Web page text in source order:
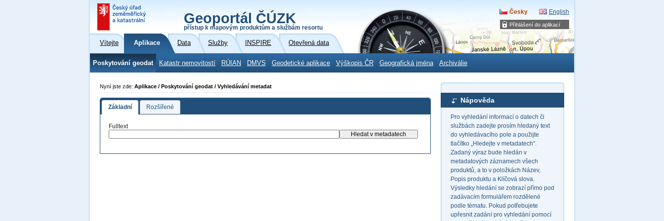
Přihlášení do aplikací
Geoportál ČÚZK
přístup k mapovým produktům a službám resortu
Česky English
Vítejte Aplikace Data Služby INSPIRE Otevřená data
Poskytování geodat Katastr nemovitostí RÚIAN DMVS Geodetické aplikace Výškopis ČR Geografická jména Archiválie
Nápověda
Pro vyhledání informací o datech či
službách zadejte prosím hledaný text
do vyhledávacího pole a použijte
tlačítko „Hledejte v metadatech“.
Zadaný výraz bude hledán v
metadatových záznamech všech
produktů, a to v položkách Název,
Popis produktu a Klíčová slova.
Výsledky hledání se zobrazí přímo pod
zadávacím formulářem rozdělené
podle tématu. Pokud potřebujete
upřesnit zadání pro vyhledání pomocí
Nyní jste zde: Aplikace / Poskytování geodat / Vyhledávání metadat
Základní Rozšířené
Fulltext